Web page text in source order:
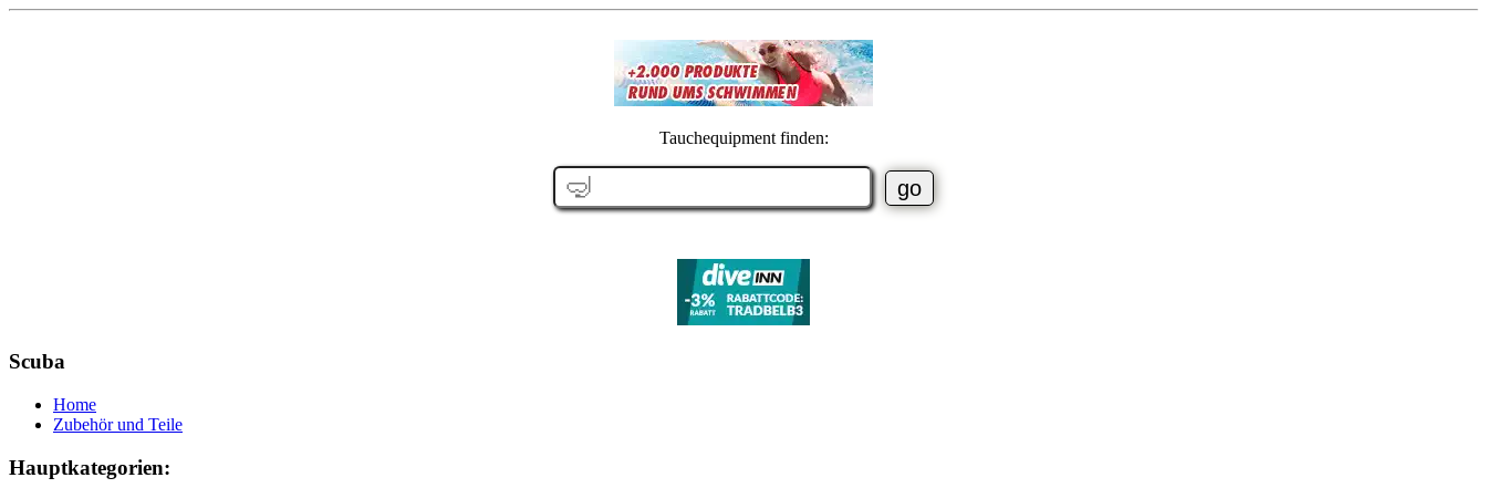
Tauchequipment finden:
Scuba
Home
Zubehör und Teile
Hauptkategorien: